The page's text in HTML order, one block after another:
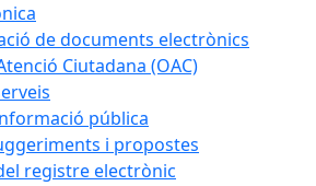
de documents electrònics
Ciutadana (OAC)
pública
i propostes
registre electrònic